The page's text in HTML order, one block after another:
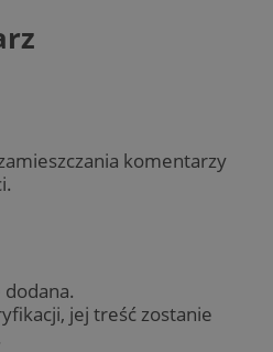
komentarzy
dodana.
jej treść zostanie